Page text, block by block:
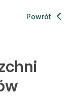
Powrót